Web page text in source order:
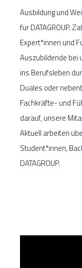
Ausbildung und
für DATAGROUP.
Expert*innen und
Auszubildende bei
ins Berufsleben
Duales oder
Fachkräfte- und
darauf, unsere
Aktuell arbeiten
Student*innen,
DATAGROUP.